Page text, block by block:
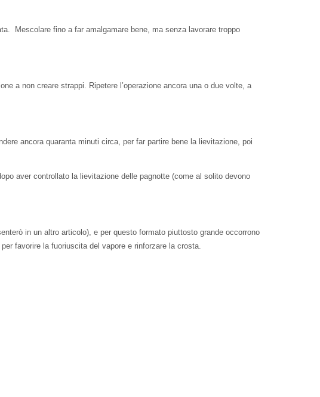
Mescolare fino a far amalgamare bene, ma senza lavorare troppo
a non creare strappi. Ripetere l’operazione ancora una o due volte, a
ancora quaranta minuti circa, per far partire bene la lievitazione, poi
aver controllato la lievitazione delle pagnotte (come al solito devono
in un altro articolo), e per questo formato piuttosto grande occorrono
favorire la fuoriuscita del vapore e rinforzare la crosta.